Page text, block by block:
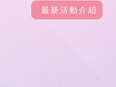
最新活動介紹